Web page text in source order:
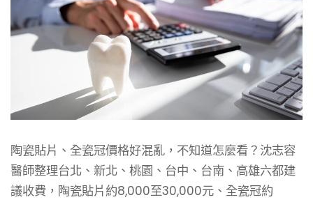
陶瓷貼片、全瓷冠價格好混亂，不知道怎麼看？沈志容
醫師整理台北、新北、桃園、台中、台南、高雄六都建
議收費，陶瓷貼片約8,000至30,000元、全瓷冠約